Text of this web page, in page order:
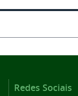
Redes Sociais